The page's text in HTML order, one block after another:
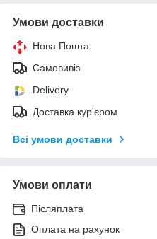
Умови доставки
Нова Пошта
Самовивіз
Delivery
Доставка кур'єром
Всі умови доставки
Умови оплати
Післяплата
Оплата на рахунок